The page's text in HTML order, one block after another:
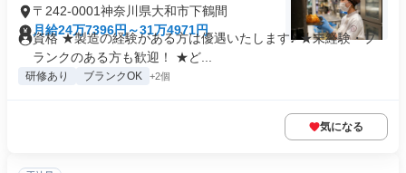
〒242-0001神奈川県大和市下鶴間
月給24万7396円～31万4971円
資格 ★製造の経験がある方は優遇いたします♪ ★未経験・ブ
ランクのある方も歓迎！ ★ど...
研修あり ブランクOK +2個
気になる